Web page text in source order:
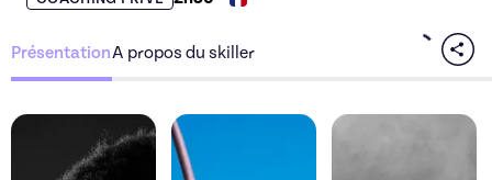
PrésentationA propos du skiller
Découvrez l'offre Shooting photo de
Découvrez l'offre